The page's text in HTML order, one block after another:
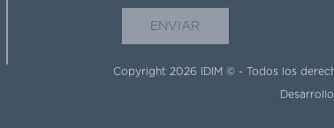
Copyright 2026 IDIM © - Todos los